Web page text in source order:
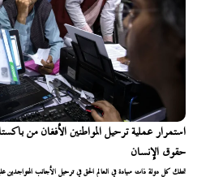
استمرار عملية ترحيل المواطنين الأفغان من
حقوق الإنسان
تمتلك كل دولة ذات سيادة في العالم الحق في ترحيل الأجانب المتواجدين